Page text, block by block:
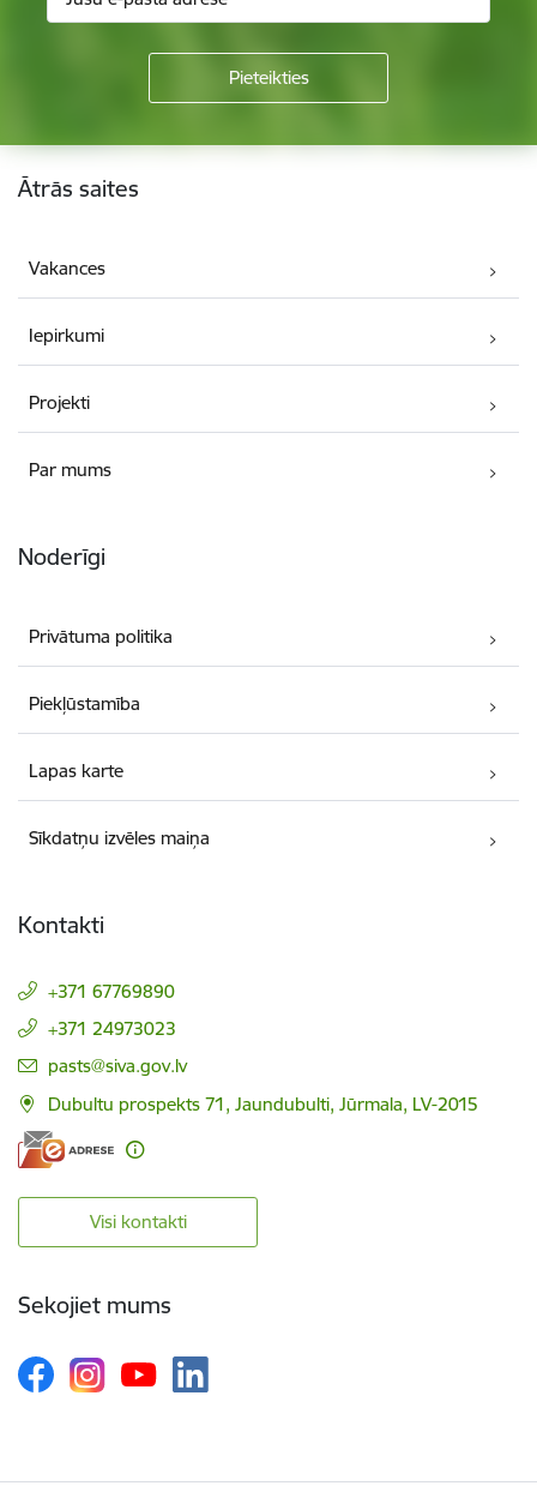
Kājene
Ātrās saites
Vakances
Iepirkumi
Projekti
Par mums
Noderīgi
Privātuma politika
Piekļūstamība
Lapas karte
Sīkdatņu izvēles maiņa
Kontakti
+371 67769890
+371 24973023
E-pasts:
pasts@siva.gov.lv
Dubultu prospekts 71, Jaundubulti, Jūrmala, LV-2015
Visi kontakti
Sekojiet mums